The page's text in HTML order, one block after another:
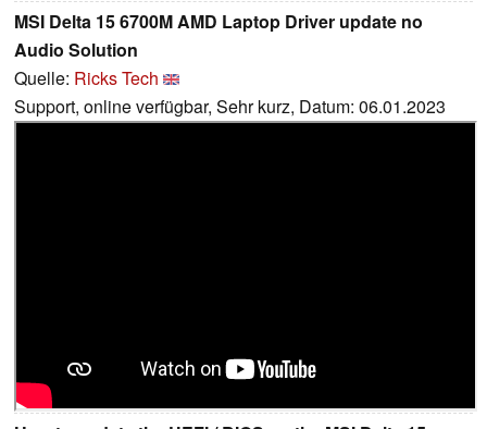
MSI Delta 15 6700M AMD Laptop Driver update no
Audio Solution
Quelle: Ricks Tech
Support, online verfügbar, Sehr kurz, Datum: 06.01.2023